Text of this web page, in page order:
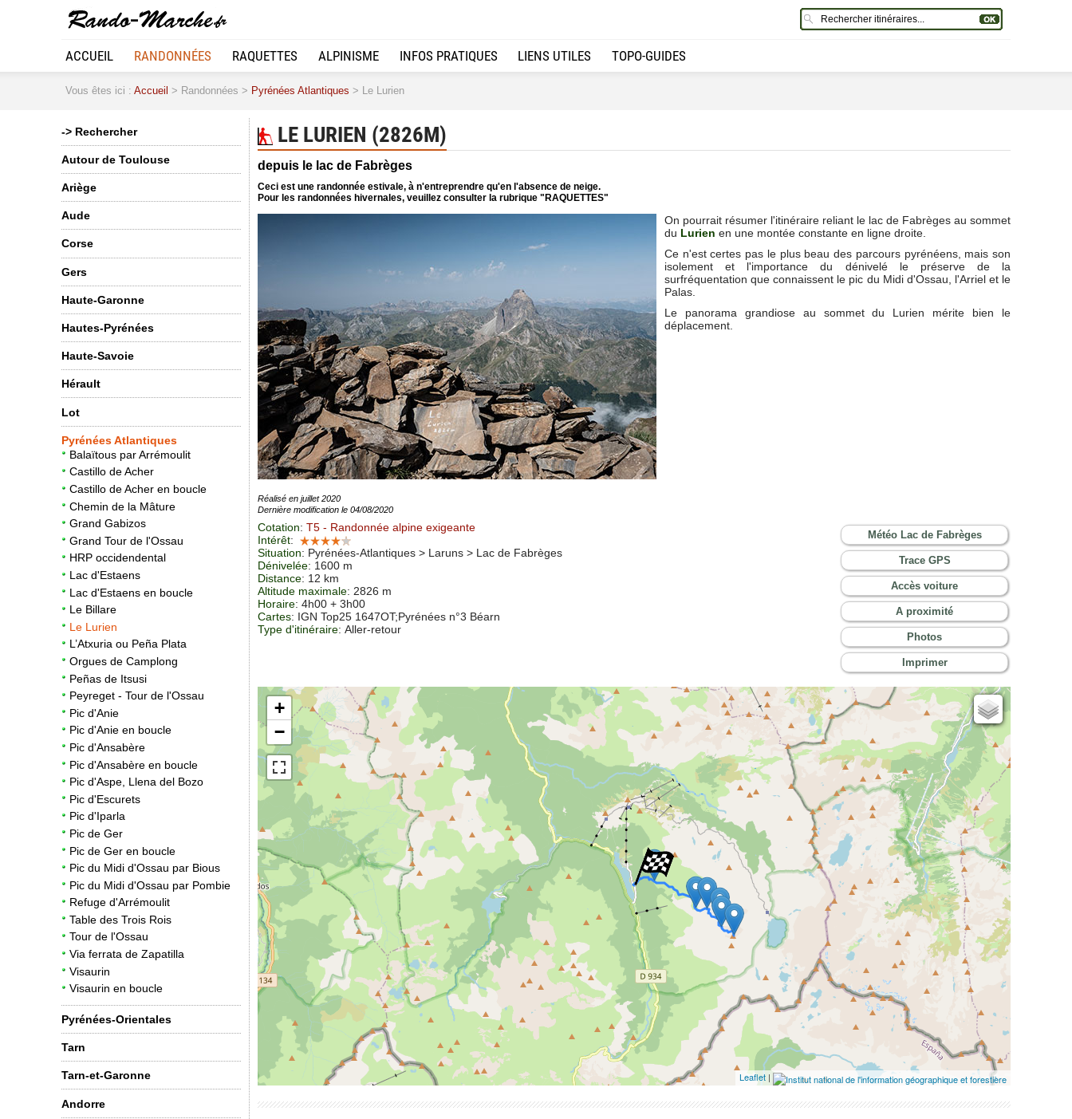
ACCUEIL RANDONNÉES RAQUETTES ALPINISME INFOS PRATIQUES LIENS UTILES TOPO-GUIDES
Vous êtes ici : Accueil > Randonnées > Pyrénées Atlantiques > Le Lurien
-> Rechercher
Autour de Toulouse
Ariège
Aude
Corse
Gers
Haute-Garonne
Hautes-Pyrénées
Haute-Savoie
Hérault
Lot
Pyrénées Atlantiques
Balaïtous par Arrémoulit
Castillo de Acher
Castillo de Acher en boucle
Chemin de la Mâture
Grand Gabizos
Grand Tour de l'Ossau
HRP occidendental
Lac d'Estaens
Lac d'Estaens en boucle
Le Billare
Le Lurien
L’Atxuria ou Peña Plata
Orgues de Camplong
Peñas de Itsusi
Peyreget - Tour de l'Ossau
Pic d'Anie
Pic d'Anie en boucle
Pic d'Ansabère
Pic d'Ansabère en boucle
Pic d'Aspe, Llena del Bozo
Pic d'Escurets
Pic d'Iparla
Pic de Ger
Pic de Ger en boucle
Pic du Midi d'Ossau par Bious
Pic du Midi d'Ossau par Pombie
Refuge d'Arrémoulit
Table des Trois Rois
Tour de l'Ossau
Via ferrata de Zapatilla
Visaurin
Visaurin en boucle
Pyrénées-Orientales
Tarn
Tarn-et-Garonne
Andorre
LE LURIEN (2826M)
depuis le lac de Fabrèges
Ceci est une randonnée estivale, à n'entreprendre qu'en l'absence de neige.
Pour les randonnées hivernales, veuillez consulter la rubrique "RAQUETTES"
On pourrait résumer l'itinéraire reliant le lac de Fabrèges au sommet
du Lurien en une montée constante en ligne droite.
Ce n'est certes pas le plus beau des parcours pyrénéens, mais son
isolement et l'importance du dénivelé le préserve de la
surfréquentation que connaissent le pic du Midi d'Ossau, l'Arriel et le
Palas.
Le panorama grandiose au sommet du Lurien mérite bien le
déplacement.
Réalisé en juillet 2020
Dernière modification le 04/08/2020
Cotation: T5 - Randonnée alpine exigeante
Intérêt:
Situation: Pyrénées-Atlantiques > Laruns > Lac de Fabrèges
Dénivelée: 1600 m
Distance: 12 km
Altitude maximale: 2826 m
Horaire: 4h00 + 3h00
Cartes: IGN Top25 1647OT;Pyrénées n°3 Béarn
Type d'itinéraire: Aller-retour
Météo Lac de Fabrèges
Trace GPS
Accès voiture
A proximité
Photos
Imprimer
+
−
Cartes IGN
Open Topo Map
Open Street Map
ESRI Word Imagery
Photographies aériennes
Leaflet |